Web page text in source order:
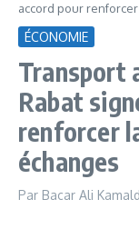
accord pour
ÉCONOMIE
Transport
Rabat
renforcer
échanges
Par Bacar Ali